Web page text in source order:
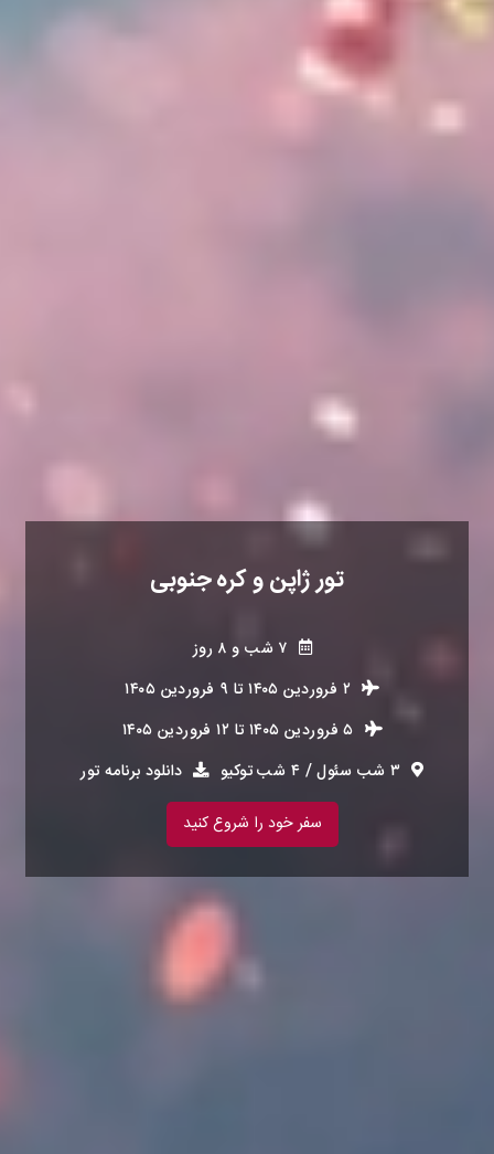
تور ژاپن و کره جنوبی
۷ شب و ۸ روز
۲ فروردین ۱۴۰۵
تا ۹ فروردین ۱۴۰۵
۵ فروردین ۱۴۰۵
تا ۱۲ فروردین ۱۴۰۵
۳ شب سئول / ۴ شب توکیو
دانلود برنامه تور
سفر خود را شروع کنید